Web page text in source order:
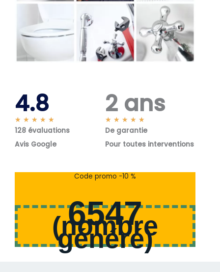
4.8
★ ★ ★ ★ ★
o
s
128 évaluations
Avis Google
2 ans
★ ★ ★ ★ ★
o
s
De garantie
Pour toutes interventions
Code promo -10 %
6547
(nombre
généré)